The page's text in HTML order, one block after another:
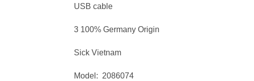
USB cable
3 100% Germany Origin
Sick Vietnam
Model: 2086074